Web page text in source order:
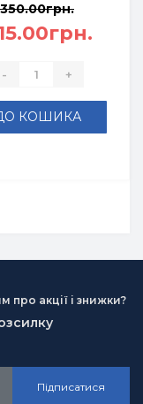
350.00грн.
- +
КОШИКА
про акції і знижки?
Підписатися